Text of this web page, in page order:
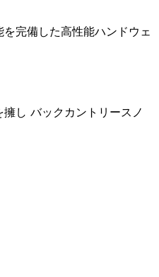
を完備した高性能ハンドウェ
し バックカントリースノ